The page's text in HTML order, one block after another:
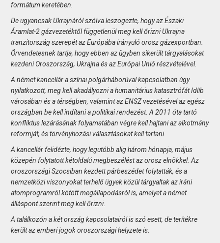
formátum keretében.
De ugyancsak Ukrajnáról szólva leszögezte, hogy az Északi
Áramlat-2 gázvezetéktől függetlenül meg kell őrizni Ukrajna
tranzitország szerepét az Európába irányuló orosz gázexportban.
Örvendetesnek tartja, hogy ebben az ügyben sikerült tárgyalásokat
kezdeni Oroszország, Ukrajna és az Európai Unió részvételével.
A német kancellár a szíriai polgárháborúval kapcsolatban úgy
nyilatkozott, meg kell akadályozni a humanitárius katasztrófát Idlíb
városában és a térségben, valamint az ENSZ vezetésével az egész
országban be kell indítani a politikai rendezést. A 2011 óta tartó
konfliktus lezárásának folyamatában végre kell hajtani az alkotmány
reformját, és törvényhozási választásokat kell tartani.
A kancellár felidézte, hogy legutóbb alig három hónapja, május
közepén folytatott kétoldalú megbeszélést az orosz elnökkel. Az
oroszországi Szocsiban kezdett párbeszédet folytatták, és a
nemzetközi viszonyokat terhelő ügyek közül tárgyaltak az iráni
atomprogramról kötött megállapodásról is, amelyet a német
álláspont szerint meg kell őrizni.
A találkozón a két ország kapcsolatairól is szó esett, de terítékre
került az emberi jogok oroszországi helyzete is.